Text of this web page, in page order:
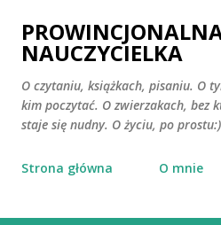
Przejdź do
NAUCZYCIELKA
O czytaniu, książkach, pisaniu. O
kim poczytać. O zwierzakach, bez
staje się nudny. O życiu, po prostu:)
Strona główna O mnie